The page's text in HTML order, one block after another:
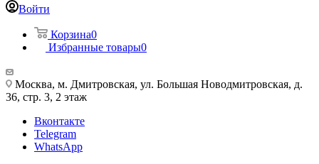
Войти
Корзина0
Избранные товары0
Москва, м. Дмитровская, ул. Большая Новодмитровская, д.
36, стр. 3, 2 этаж
Вконтакте
Telegram
WhatsApp